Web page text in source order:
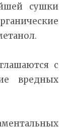
сушки
с
вредных